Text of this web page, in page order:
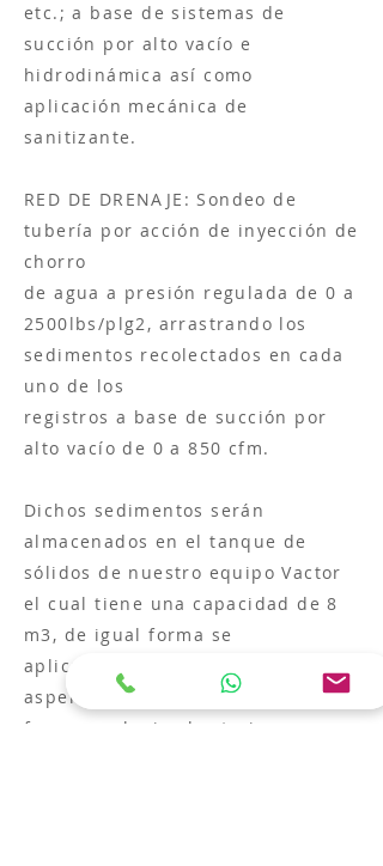
etc.; a base de sistemas de
succión por alto vacío e
hidrodinámica así como
aplicación mecánica de
sanitizante.
RED DE DRENAJE: Sondeo de
tubería por acción de inyección de
chorro
de agua a presión regulada de 0 a
2500lbs/plg2, arrastrando los
sedimentos recolectados en cada
uno de los
registros a base de succión por
alto vacío de 0 a 850 cfm.
Dichos sedimentos serán
almacenados en eltanque de
sólidos de nuestro equipo Vactor
el cual tiene una capacidad de 8
m3, de igual forma se
aplica
aspersión para eliminación de
fauna y colonias bacterianas.